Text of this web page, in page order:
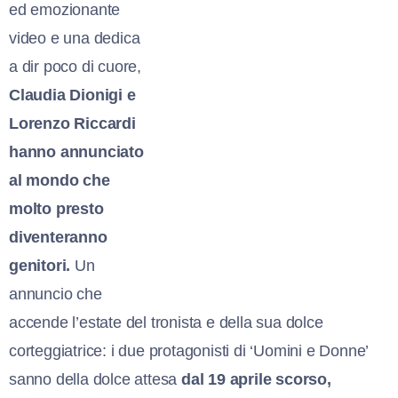
ed emozionante
video e una dedica
a dir poco di cuore,
Claudia Dionigi e
Lorenzo Riccardi
hanno annunciato
al mondo che
molto presto
diventeranno
genitori. Un
annuncio che
accende l’estate del tronista e della sua dolce
corteggiatrice: i due protagonisti di ‘Uomini e Donne’
sanno della dolce attesadal 19 aprile scorso,